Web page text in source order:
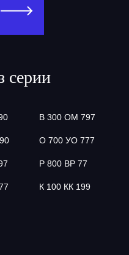
серии
В 300 ОМ 797
О 700 УО 777
Р 800 ВР 77
К 100 КК 199